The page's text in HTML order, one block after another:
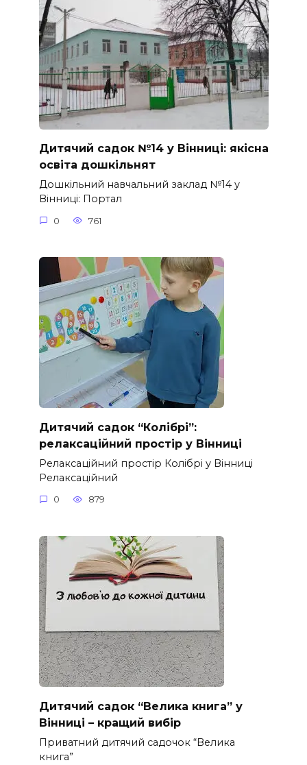
Дитячий садок №14 у Вінниці: якісна
освіта дошкільнят
Дошкільний навчальний заклад №14 у
Вінниці: Портал
0 761
Дитячий садок “Колібрі”:
релаксаційний простір у Вінниці
Релаксаційний простір Колібрі у Вінниці
Релаксаційний
0 879
Дитячий садок “Велика книга” у
Вінниці – кращий вибір
Приватний дитячий садочок “Велика
книга”